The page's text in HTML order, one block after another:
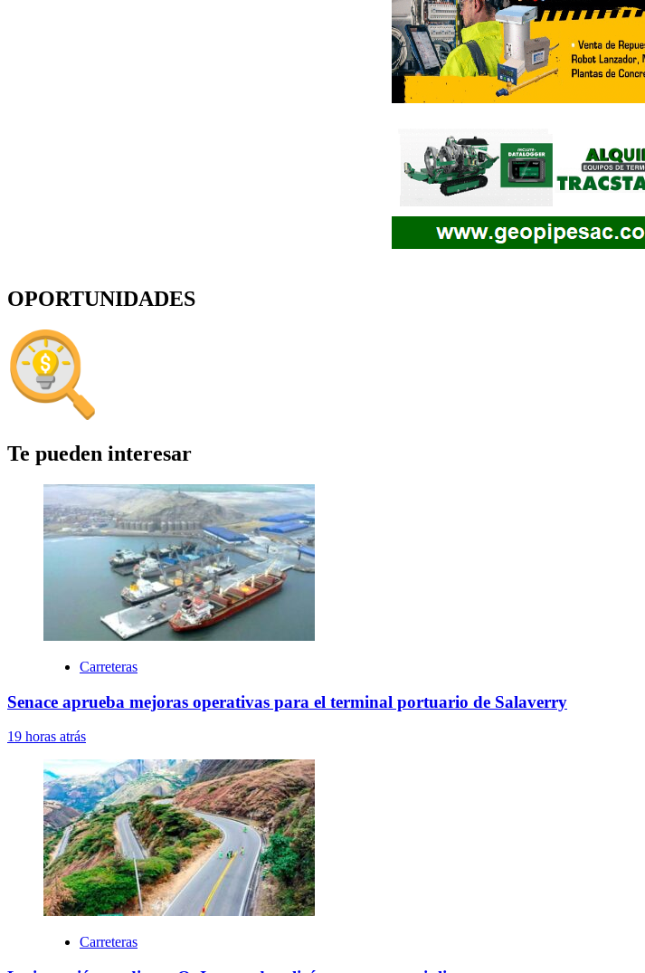
OPORTUNIDADES
Te pueden interesar
Carreteras
Senace aprueba mejoras operativas para el terminal portuario de Salaverry
19 horas atrás
Carreteras